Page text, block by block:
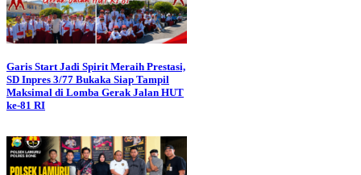
Garis Start Jadi Spirit Meraih Prestasi,
SD Inpres 3/77 Bukaka Siap Tampil
Maksimal di Lomba Gerak Jalan HUT
ke-81 RI